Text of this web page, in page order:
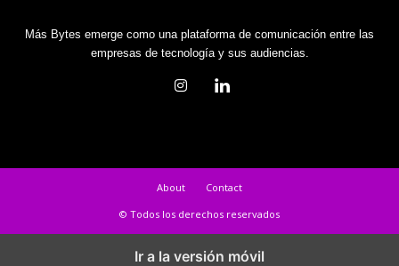
Más Bytes emerge como una plataforma de comunicación entre las
empresas de tecnología y sus audiencias.
About
Contact
© Todos los derechos reservados
Ir a la versión móvil